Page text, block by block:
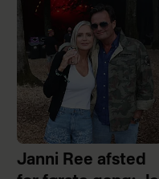
Janni Ree afsted